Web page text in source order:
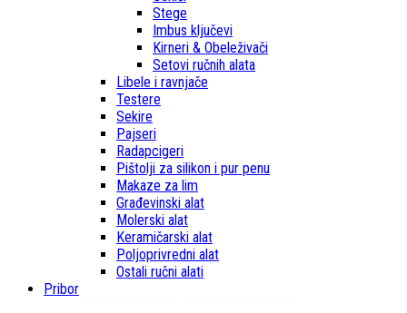
Stege
Imbus ključevi
Kirneri & Obeleživači
Setovi ručnih alata
Libele i ravnjače
Testere
Sekire
Pajseri
Radapcigeri
Pištolji za silikon i pur penu
Makaze za lim
Građevinski alat
Molerski alat
Keramičarski alat
Poljoprivredni alat
Ostali ručni alati
Pribor